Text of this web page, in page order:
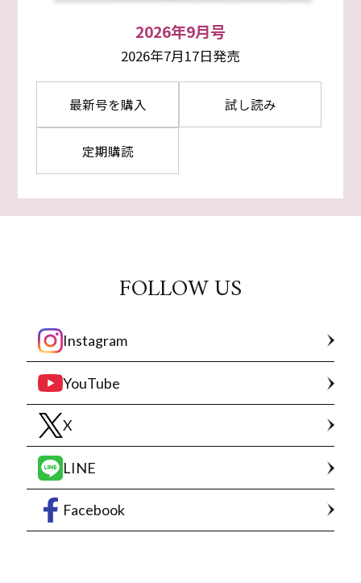
2026年9月号
2026年7月17日発売
最新号を購入 試し読み
定期購読
FOLLOW US
Instagram
YouTube
X
LINE
Facebook